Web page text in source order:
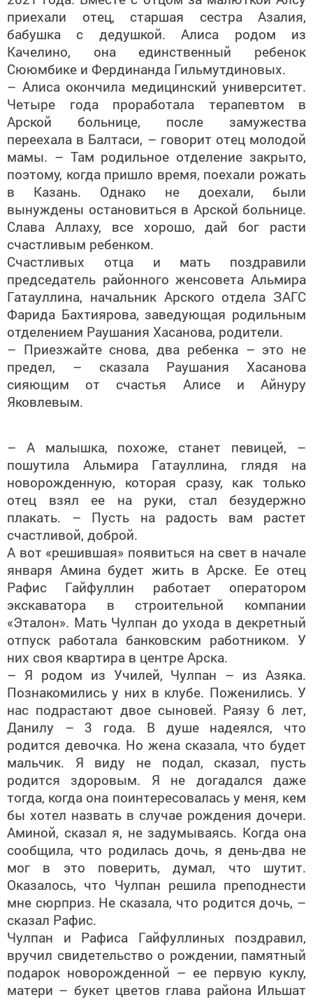
бабушка с дедушкой. Алиса родом из
Качелино, она единственный ребенок
Сююмбике и Фердинанда Гильмутдиновых.
– Алиса окончила медицинский университет.
Четыре года проработала терапевтом в
Арской больнице, после замужества
переехала в Балтаси, – говорит отец молодой
мамы. – Там родильное отделение закрыто,
поэтому, когда пришло время, поехали рожать
в Казань. Однако не доехали, были
вынуждены остановиться в Арской больнице.
Слава Аллаху, все хорошо, дай бог расти
счастливым ребенком.
Счастливых отца и мать поздравили
председатель районного женсовета Альмира
Гатауллина, начальник Арского отдела ЗАГС
Фарида Бахтиярова, заведующая родильным
отделением Раушания Хасанова, родители.
– Приезжайте снова, два ребенка – это не
предел, – сказала Раушания Хасанова
сияющим от счастья Алисе и Айнуру
Яковлевым.
пошутила Альмира Гатауллина, глядя на
новорожденную, которая сразу, как только
отец взял ее на руки, стал безудержно
плакать. – Пусть на радость вам растет
счастливой, доброй.
А вот «решившая» появиться на свет в начале
января Амина будет жить в Арске. Ее отец
Рафис Гайфуллин работает оператором
экскаватора в строительной компании
«Эталон». Мать Чулпан до ухода в декретный
отпуск работала банковским работником. У
них своя квартира в центре Арска.
– Я родом из Училей, Чулпан – из Азяка.
Познакомились у них в клубе. Поженились. У
нас подрастают двое сыновей. Раязу 6 лет,
Данилу – 3 года. В душе надеялся, что
родится девочка. Но жена сказала, что будет
мальчик. Я виду не подал, сказал, пусть
родится здоровым. Я не догадался даже
тогда, когда она поинтересовалась у меня, кем
бы хотел назвать в случае рождения дочери.
Аминой, сказал я, не задумываясь. Когда она
сообщила, что родилась дочь, я день-два не
мог в это поверить, думал, что шутит.
Оказалось, что Чулпан решила преподнести
мне сюрприз. Не сказала, что родится дочь, –
сказал Рафис.
Чулпан и Рафиса Гайфуллиных поздравил,
вручил свидетельство о рождении, памятный
подарок новорожденной – ее первую куклу,
матери – букет цветов глава района Ильшат
Нуриев. Раяз и Данил также не остались без